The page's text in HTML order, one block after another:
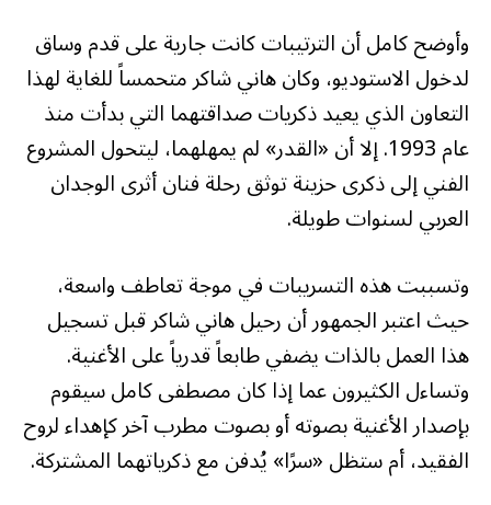
وأوضح كامل أن الترتيبات كانت جارية على قدم وساق
لدخول الاستوديو، وكان هاني شاكر متحمساً للغاية لهذا
التعاون الذي يعيد ذكريات صداقتهما التي بدأت منذ
عام 1993. إلا أن «القدر» لم يمهلهما، ليتحول المشروع
الفني إلى ذكرى حزينة توثق رحلة فنان أثرى الوجدان
العربي لسنوات طويلة.
وتسببت هذه التسريبات في موجة تعاطف واسعة،
حيث اعتبر الجمهور أن رحيل هاني شاكر قبل تسجيل
هذا العمل بالذات يضفي طابعاً قدرياً على الأغنية.
وتساءل الكثيرون عما إذا كان مصطفى كامل سيقوم
بإصدار الأغنية بصوته أو بصوت مطرب آخر كإهداء لروح
الفقيد، أم ستظل «سرًا» يُدفن مع ذكرياتهما المشتركة.